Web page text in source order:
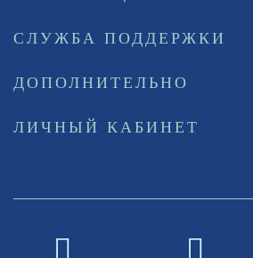
СЛУЖБА ПОДДЕРЖКИ
ДОПОЛНИТЕЛЬНО
ЛИЧНЫЙ КАБИНЕТ